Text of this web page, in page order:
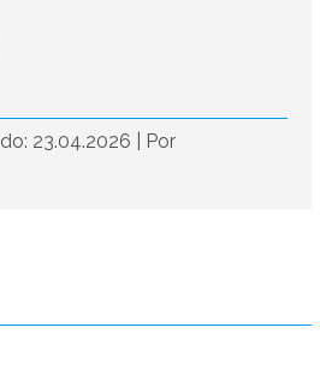
23.04.2026
Por